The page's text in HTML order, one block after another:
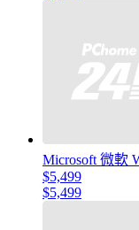
Microsoft 微軟
$5,499
$5,499